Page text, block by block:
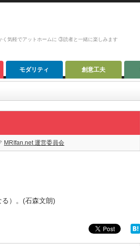
気軽でアットホームに ③読者と一緒に楽しみます
モダリティ 創意工夫
MRIfan.net 運営委員会
）。(石森文朗)